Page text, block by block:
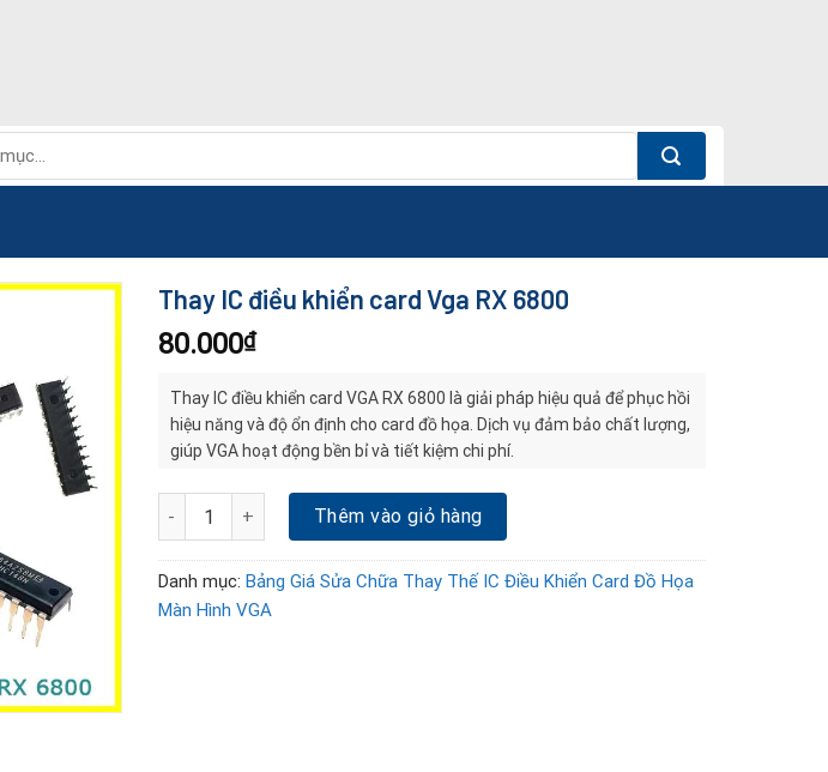
Thay IC điều khiển card Vga RX 6800
80.000₫
Thay IC điều khiển card VGA RX 6800 là giải pháp hiệu quả để phục hồi
hiệu năng và độ ổn định cho card đồ họa. Dịch vụ đảm bảo chất lượng,
giúp VGA hoạt động bền bỉ và tiết kiệm chi phí.
Thay IC điều khiển card Vga RX 6800 số lượng
Thêm vào giỏ hàng
Danh mục: Bảng Giá Sửa Chữa Thay Thế IC Điều Khiển Card Đồ Họa
Màn Hình VGA